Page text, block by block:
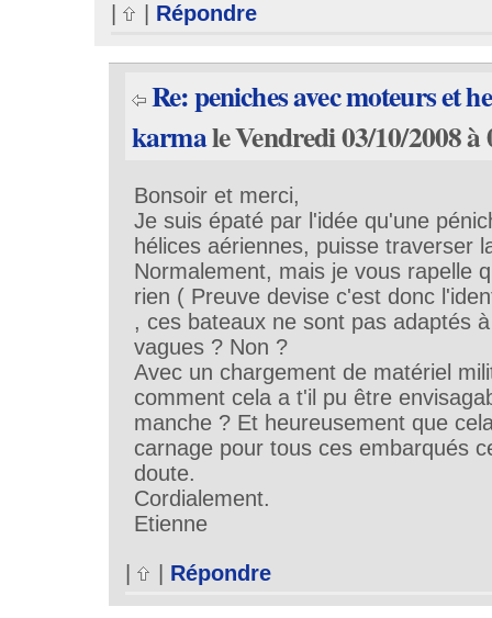
| Répondre
Re: peniches avec moteurs et
karmale Vendredi 03/10/2008 à
Bonsoir et merci,
Je suis épaté par l'idée qu'une
hélices aériennes, puisse traverser
Normalement, mais je vous rapelle
rien ( Preuve devise c'est donc
, ces bateaux ne sont pas adaptés
vagues ? Non ?
Avec un chargement de matériel
comment cela a t'il pu être
manche ? Et heureusement que
carnage pour tous ces embarqués
doute.
Cordialement.
Etienne
| | Répondre